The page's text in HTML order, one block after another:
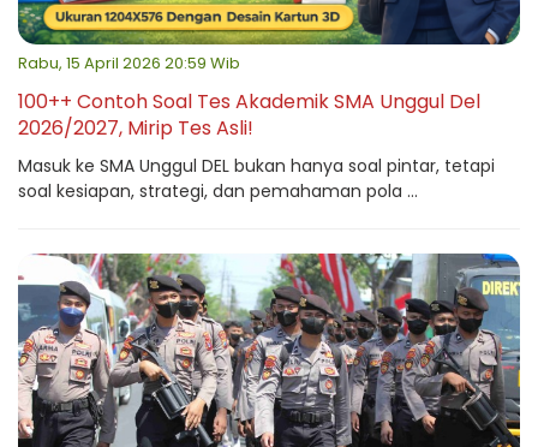
Rabu, 15 April 2026 20:59 Wib
100++ Contoh Soal Tes Akademik SMA Unggul Del
2026/2027, Mirip Tes Asli!
Masuk ke SMA Unggul DEL bukan hanya soal pintar, tetapi
soal kesiapan, strategi, dan pemahaman pola ...